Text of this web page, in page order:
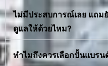
ไม่มีประสบการณ์เลย แถม
ดูแลให้ด้วยไหม?
ทำไมถึงควรเลือกปั้นแบร